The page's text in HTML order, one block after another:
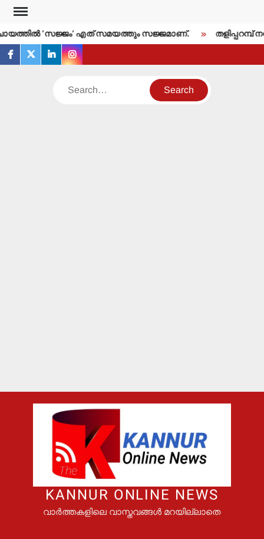
Skip
content
‘സജ്ജം’ എത് സമയത്തും സജ്ജമാണ്. തളിപ്പറമ്പ്
facebook
twitterlinkedininstagram
Search
KANNUR ONLINE NEWS
വാർത്തകളിലെ വാസ്തവങ്ങൾ മറയില്ലാതെ